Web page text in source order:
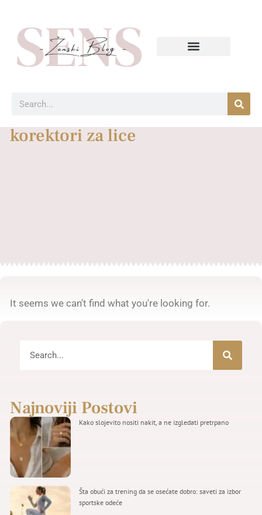
korektori za lice
It seems we can't find what you're looking for.
Najnoviji Postovi
Kako slojevito nositi nakit, a ne izgledati pretrpano
Šta obući za trening da se osećate dobro: saveti za izbor
sportske odeće